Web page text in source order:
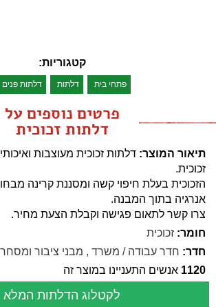
קטגוריות:
פתחי בית דלתות דלתות פנים
פרטים נוספים על
דלתות זכוכית
תיאור המוצר: דלתות זכוכית מעוצבות
זכוכית.
הזכוכית בעלת חיפוי קשה ומסננת קרינה
אנרגיה בתוך המבנה.
צרו קשר לתאום פגישה וקבלת הצעת מחיר.
חומר: זכוכית
חדר: חדר עבודה / משרד , מבני ציבור ומסחר
1120 אנשים התעניינו במוצר זה
לקטלוג הדלתות המלא